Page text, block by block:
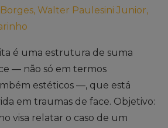
Walter Paulesini Junior,
é uma estrutura de suma
— não só em termos
estéticos —, que está
em traumas de face. Objetivo:
visa relatar o caso de um